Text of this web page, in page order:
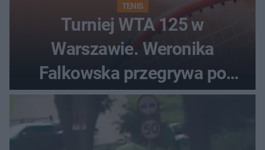
TENIS
Turniej WTA 125 w
Warszawie. Weronika
Falkowska przegrywa po
zaciętym boju